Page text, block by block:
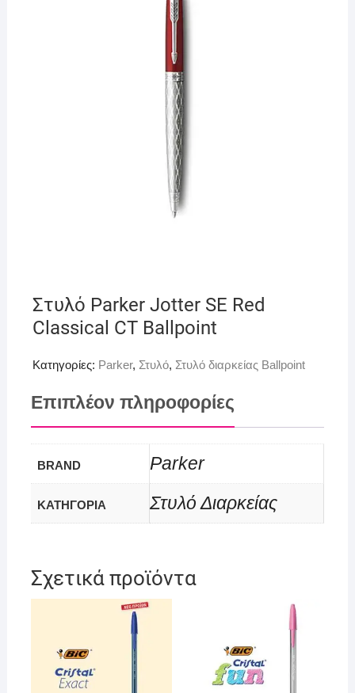
Στυλό Parker Jotter SE Red
Classical CT Ballpoint
Κατηγορίες: Parker, Στυλό, Στυλό διαρκείας Ballpoint
Επιπλέον πληροφορίες
BRAND Parker
ΚΑΤΗΓΟΡΙΑ Στυλό Διαρκείας
Σχετικά προϊόντα